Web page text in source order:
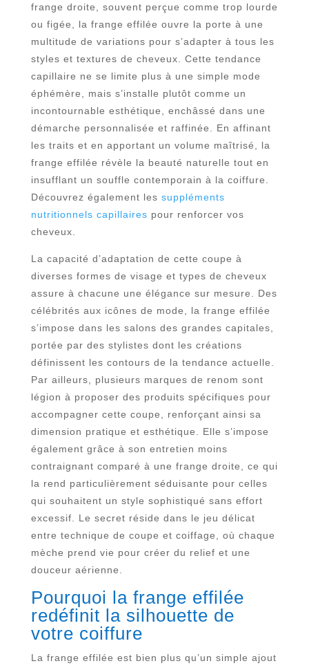
frange droite, souvent perçue comme trop lourde
ou figée, la frange effilée ouvre la porte à une
multitude de variations pour s’adapter à tous les
styles et textures de cheveux. Cette tendance
capillaire ne se limite plus à une simple mode
éphémère, mais s’installe plutôt comme un
incontournable esthétique, enchâssé dans une
démarche personnalisée et raffinée. En affinant
les traits et en apportant un volume maîtrisé, la
frange effilée révèle la beauté naturelle tout en
insufflant un souffle contemporain à la coiffure.
Découvrez également les suppléments
nutritionnels capillaires pour renforcer vos
cheveux.
La capacité d’adaptation de cette coupe à
diverses formes de visage et types de cheveux
assure à chacune une élégance sur mesure. Des
célébrités aux icônes de mode, la frange effilée
s’impose dans les salons des grandes capitales,
portée par des stylistes dont les créations
définissent les contours de la tendance actuelle.
Par ailleurs, plusieurs marques de renom sont
légion à proposer des produits spécifiques pour
accompagner cette coupe, renforçant ainsi sa
dimension pratique et esthétique. Elle s’impose
également grâce à son entretien moins
contraignant comparé à une frange droite, ce qui
la rend particulièrement séduisante pour celles
qui souhaitent un style sophistiqué sans effort
excessif. Le secret réside dans le jeu délicat
entre technique de coupe et coiffage, où chaque
mèche prend vie pour créer du relief et une
douceur aérienne.
Pourquoi la frange effilée
redéfinit la silhouette de
votre coiffure
La frange effilée est bien plus qu’un simple ajout